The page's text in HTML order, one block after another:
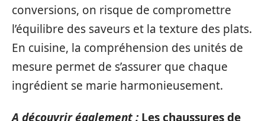
conversions, on risque de compromettre
l’équilibre des saveurs et la texture des plats.
En cuisine, la compréhension des unités de
mesure permet de s’assurer que chaque
ingrédient se marie harmonieusement.
A découvrir également : Les chaussures de